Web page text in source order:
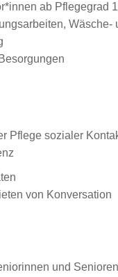
ab
Wäsche-
Pflege sozialer
von Konversation
und